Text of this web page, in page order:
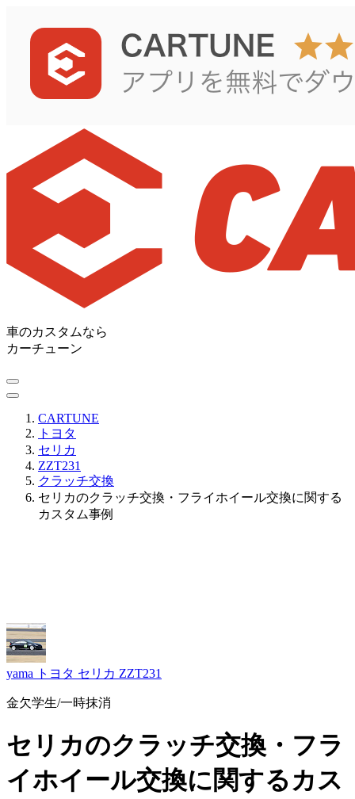
車のカスタムなら
カーチューン
CARTUNE
トヨタ
セリカ
ZZT231
クラッチ交換
セリカのクラッチ交換・フライホイール交換に関する
カスタム事例
yama トヨタ セリカ ZZT231
金欠学生/一時抹消
セリカのクラッチ交換・フラ
イホイール交換に関するカス